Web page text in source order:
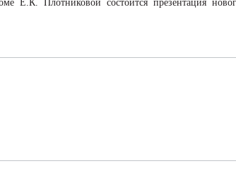
Е.К. Плотниковой состоится презентация